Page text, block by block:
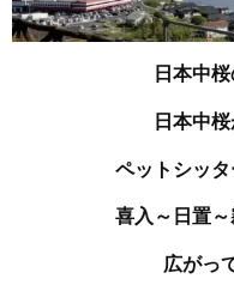
日本中
日本中
ペットシッ
喜入～日置
広がっ